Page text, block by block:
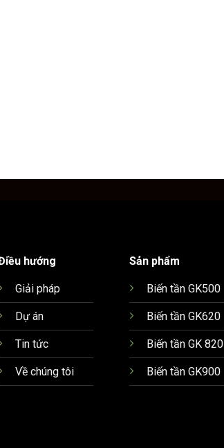
hướng
Giải pháp
Dự án
Tin tức
Về chúng tôi
Sản phẩm
Biến tần GK500
Biến tần GK620
Biến tần GK 820
Biến tần GK900